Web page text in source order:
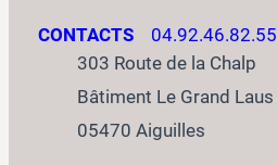
CONTACTS
04.92.46.82.55
303 Route de la Chalp
Bâtiment Le Grand Laus
05470 Aiguilles